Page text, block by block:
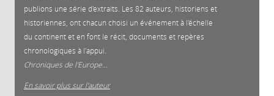
publions une série d'extraits. Les 82 auteurs, historiens et
historiennes, ont chacun choisi un événement à l'échelle
du continent et en font le récit, documents et repères
chronologiques à l'appui.
Chroniques de l'Europe...
En savoir plus sur l'auteur